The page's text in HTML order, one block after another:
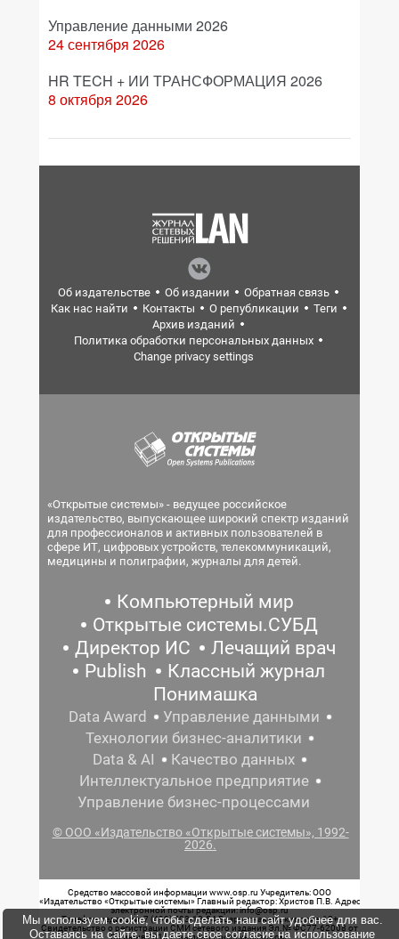
Управление данными 2026
24 сентября 2026
HR TECH + ИИ ТРАНСФОРМАЦИЯ 2026
8 октября 2026
Об издательстве Об издании
Обратная связь
Как нас найти
Контакты О републикации
Теги
Архив изданий
Политика обработки персональных данных
Change privacy settings
«Открытые системы» - ведущее российское
издательство, выпускающее широкий спектр изданий
для профессионалов и активных пользователей в
сфере ИТ, цифровых устройств, телекоммуникаций,
медицины и полиграфии, журналы для детей.
Компьютерный мир
Открытые системы.СУБД
Директор ИС
Лечащий врач
Publish
Классный журнал
Понимашка
Data Award
Управление данными
Технологии бизнес-аналитики
Data & AI
Качество данных
Интеллектуальное предприятие
Управление бизнес-процессами
© ООО «Издательство «Открытые системы», 1992-
2026.
Средство массовой информации www.osp.ru Учредитель: ООО
«Издательство «Открытые системы» Главный редактор: Христов П.В. Адрес
электронной почты редакции: info@osp.ru
Телефон редакции: 7 (499) 703-18-54 Возрастная маркировка: 12+
Свидетельство о регистрации СМИ сетевого издания Эл.№ ФС77-62008 от
05 июня 2015 г. выдано Роскомнадзором.
Мы используем cookie, чтобы сделать наш сайт удобнее для вас.
Оставаясь на сайте, вы даете свое согласие на использование